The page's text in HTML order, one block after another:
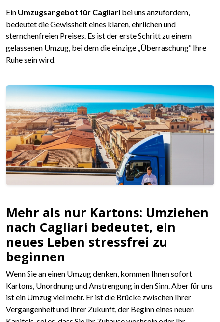
Ein Umzugsangebot für Cagliari bei uns anzufordern,
bedeutet die Gewissheit eines klaren, ehrlichen und
sternchenfreien Preises. Es ist der erste Schritt zu einem
gelassenen Umzug, bei dem die einzige „Überraschung“ Ihre
Ruhe sein wird.
Mehr als nur Kartons: Umziehen
nach Cagliari bedeutet, ein
neues Leben stressfrei zu
beginnen
Wenn Sie an einen Umzug denken, kommen Ihnen sofort
Kartons, Unordnung und Anstrengung in den Sinn. Aber für uns
ist ein Umzug viel mehr. Er ist die Brücke zwischen Ihrer
Vergangenheit und Ihrer Zukunft, der Beginn eines neuen